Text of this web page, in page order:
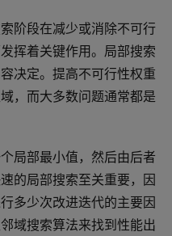
阶段在减少或消除不可行
挥着关键作用。局部搜索
决定。提高不可行性权重
，而大多数问题通常都是
局部最小值，然后由后者
的局部搜索至关重要，因
多少次改进迭代的主要因
域搜索算法来找到性能出